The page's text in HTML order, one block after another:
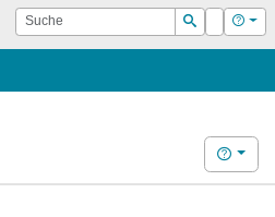
Suche
Suchen
Login Hilfe
Hilfe